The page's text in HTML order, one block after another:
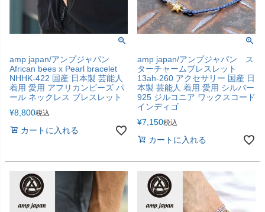
amp japan/アンプジャパン
African bees x Pearl bracelet
NHHK-422 国産 日本製 芸能人
着用 愛用 アフリカンビーズ パ
ール ネックレス ブレスレット
¥8,800税込
カートに入れる
amp japan/アンプジャパン ス
ターチャームブレスレット
13ah-260 アクセサリー 国産 日
本製 芸能人 着用 愛用 シルバー
925 ジルコニア ワックスコード
インディゴ
¥7,150税込
カートに入れる